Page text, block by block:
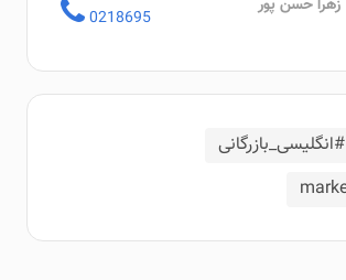
زهرا حسن پور
0218695
#انگلیسی_بازرگانی